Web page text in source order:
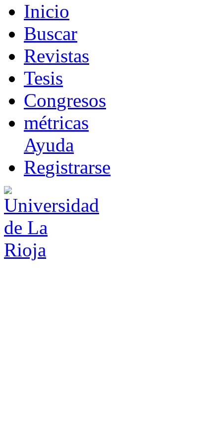
Inicio
Buscar
Revistas
Tesis
Congresos
métricas
Ayuda
Registrarse